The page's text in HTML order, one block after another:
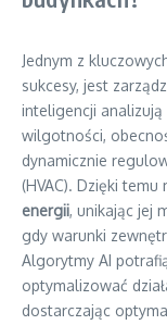
Jednym z
sukcesy, jest
inteligencji
wilgotności,
dynamicznie
(HVAC). Dzięki temu
energii, unikając jej
gdy warunki
Algorytmy AI
optymalizować
dostarczając